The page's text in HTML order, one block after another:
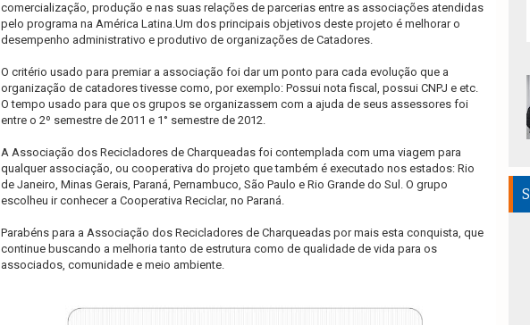
comercialização, produção e nas suas relações de parcerias entre as associações atendidas
pelo programa na América Latina.Um dos principais objetivos deste projeto é melhorar o
desempenho administrativo e produtivo de organizações de Catadores.
O critério usado para premiar a associação foi dar um ponto para cada evolução que a
organização de catadores tivesse como, por exemplo: Possui nota fiscal, possui CNPJ e etc.
O tempo usado para que os grupos se organizassem com a ajuda de seus assessores foi
entre o 2º semestre de 2011 e 1° semestre de 2012.
A Associação dos Recicladores de Charqueadas foi contemplada com uma viagem para
qualquer associação, ou cooperativa do projeto que também é executado nos estados: Rio
de Janeiro, Minas Gerais, Paraná, Pernambuco, São Paulo e Rio Grande do Sul. O grupo
escolheu ir conhecer a Cooperativa Reciclar, no Paraná.
Parabéns para a Associação dos Recicladores de Charqueadas por mais esta conquista, que
continue buscando a melhoria tanto de estrutura como de qualidade de vida para os
associados, comunidade e meio ambiente.